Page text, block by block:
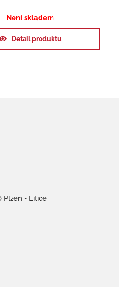
Není skladem
Detail produktu
Plzeň - Litice